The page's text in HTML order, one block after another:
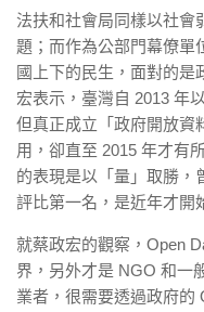
法扶和社會局同樣以社會
題；而作為公部門幕僚單
國上下的民生，面對的是
宏表示，臺灣自 2013 年
但真正成立「政府開放資
用，卻直至 2015 年才有
的表現是以「量」取勝，
評比第一名，是近年才開
就蔡政宏的觀察，Open
界，另外才是 NGO 和一
業者，很需要透過政府的